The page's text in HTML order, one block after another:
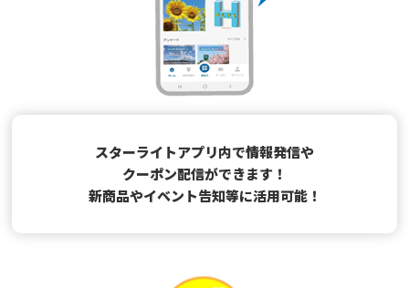
スターライトアプリ内で情報発信や
クーポン配信ができます！
新商品やイベント告知等に活用可能！